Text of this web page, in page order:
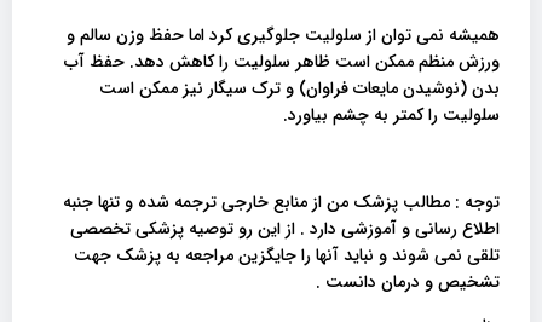
همیشه نمی توان از سلولیت جلوگیری کرد اما حفظ وزن سالم و
ورزش منظم ممکن است ظاهر سلولیت را کاهش دهد. حفظ آب
بدن (نوشیدن مایعات فراوان) و ترک سیگار نیز ممکن است
سلولیت را کمتر به چشم بیاورد.
توجه : مطالب پزشک من از منابع خارجی ترجمه شده و تنها جنبه
اطلاع رسانی و آموزشی دارد . از این رو توصیه پزشکی تخصصی
تلقی نمی شوند و نباید آنها را جایگزین مراجعه به پزشک جهت
تشخیص و درمان دانست .